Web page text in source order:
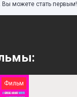
можете стать первым!
Фильм